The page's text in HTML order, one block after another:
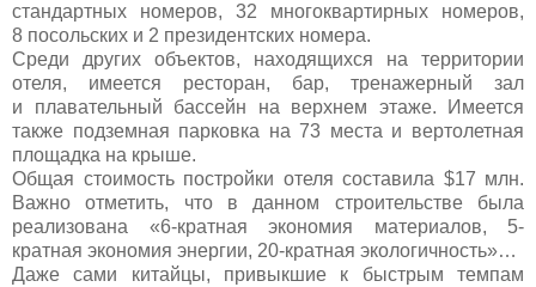
стандартных номеров, 32 многоквартирных номеров,
8 посольских и 2 президентских номера.
Среди других объектов, находящихся на территории
отеля, имеется ресторан, бар, тренажерный зал
и плавательный бассейн на верхнем этаже. Имеется
также подземная парковка на 73 места и вертолетная
площадка на крыше.
Общая стоимость постройки отеля составила $17 млн.
Важно отметить, что в данном строительстве была
реализована «6-кратная экономия материалов, 5-
кратная экономия энергии, 20-кратная экологичность»…
Даже сами китайцы, привыкшие к быстрым темпам